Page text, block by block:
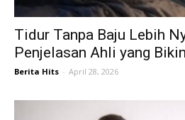
Tidur Tanpa Baju Lebih
Penjelasan Ahli yang
Berita Hits - April 28, 2026